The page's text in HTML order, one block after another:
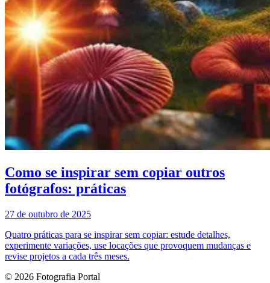
Como se inspirar sem copiar outros
fotógrafos: práticas
27 de outubro de 2025
Quatro práticas para se inspirar sem copiar: estude detalhes,
experimente variações, use locações que provoquem mudanças e
revise projetos a cada três meses.
© 2026 Fotografia Portal